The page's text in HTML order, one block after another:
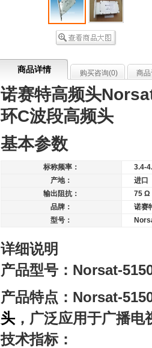
商品详情 购买咨询(0) 商
诺赛特高频头
环C波段高频头
基本参数
标称频率：
3.4-
产地：
进口
输出阻抗：
75 Ω
品牌：
诺赛
型号：
详细说明
产品型号：Norsat-
产品特点：Norsat-
头 ，广泛应用于广播
技术指标：